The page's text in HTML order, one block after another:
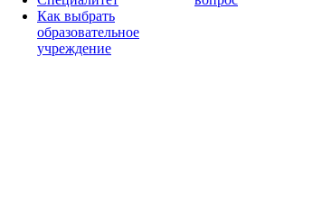
Как выбрать
образовательное
учреждение